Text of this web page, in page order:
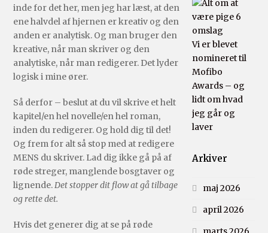
inde for det her, men jeg har læst, at den
ene halvdel af hjernen er kreativ og den
anden er analytisk. Og man bruger den
kreative, når man skriver og den
analytiske, når man redigerer. Det lyder
logisk i mine ører.
Så derfor – beslut at du vil skrive et helt
kapitel/en hel novelle/en hel roman,
inden du redigerer. Og hold dig til det!
Og frem for alt så stop med at redigere
MENS du skriver. Lad dig ikke gå på af
røde streger, manglende bosgtaver og
lignende.Det stopper dit flow at gå tilbage
og rette det.
Hvis det generer dig at se på røde
Vi er blevet
nomineret til
Mofibo
Awards – og
lidt om hvad
jeg går og
laver
Arkiver
maj 2026
april 2026